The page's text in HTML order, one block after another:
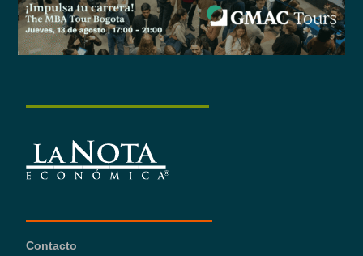
Contacto